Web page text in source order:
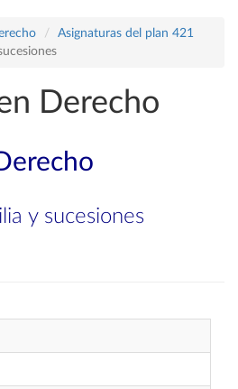
Asignaturas del plan 421
Derecho
y sucesiones